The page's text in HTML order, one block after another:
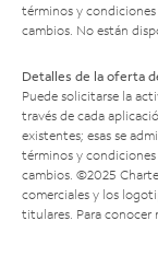
términos y
cambios. No están
Detalles de la oferta
Puede solicitarse la
través de cada
existentes; esas se
términos y
cambios. ©2025
comerciales y los
titulares. Para conocer